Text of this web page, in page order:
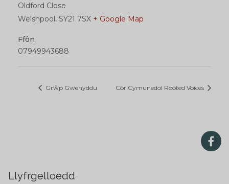
Oldford Close
Welshpool, SY21 7SX + Google Map
Ffôn
07949943688
Grŵp Gwehyddu Côr Cymunedol Rooted Voices
Llyfrgelloedd